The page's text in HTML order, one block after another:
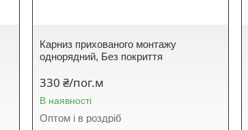
Карниз прихованого монтажу
однорядний, Без покриття
330 ₴/пог.м
В наявності
Оптом і в роздріб